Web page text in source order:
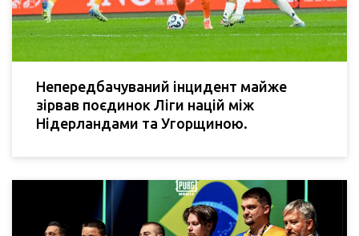
Непередбачуваний інцидент майже
зірвав поєдинок Ліги націй між
Нідерландами та Угорщиною.